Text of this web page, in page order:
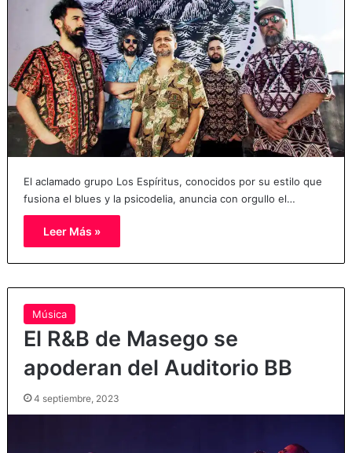
El aclamado grupo Los Espíritus, conocidos por su estilo que
fusiona el blues y la psicodelia, anuncia con orgullo el…
Leer Más »
Música
El R&B de Masego se
apoderan del Auditorio BB
4 septiembre, 2023